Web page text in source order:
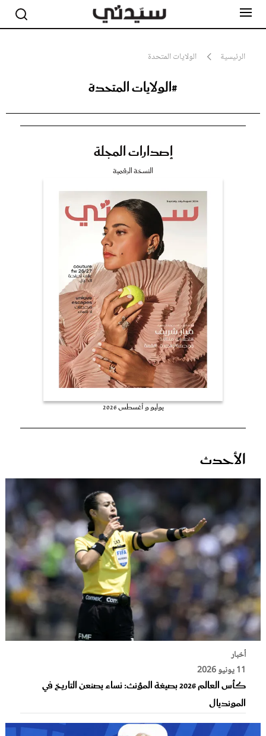
الرئيسية الولايات المتحدة
#الولايات المتحدة
إصدارات المجلة
النسخة الرقمية
يوليو و أغسطس 2026
الأحدث
أخبار
11 يونيو 2026
كأس العالم 2026 بصيغة المؤنث: نساء يصنعن التاريخ في
المونديال
جمال
صحة ورشاقة
عروس سيدتي
غلاف رفمي